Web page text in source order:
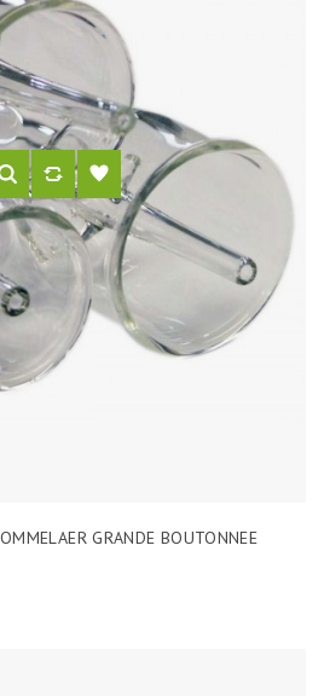
GRANDE BOUTONNEE